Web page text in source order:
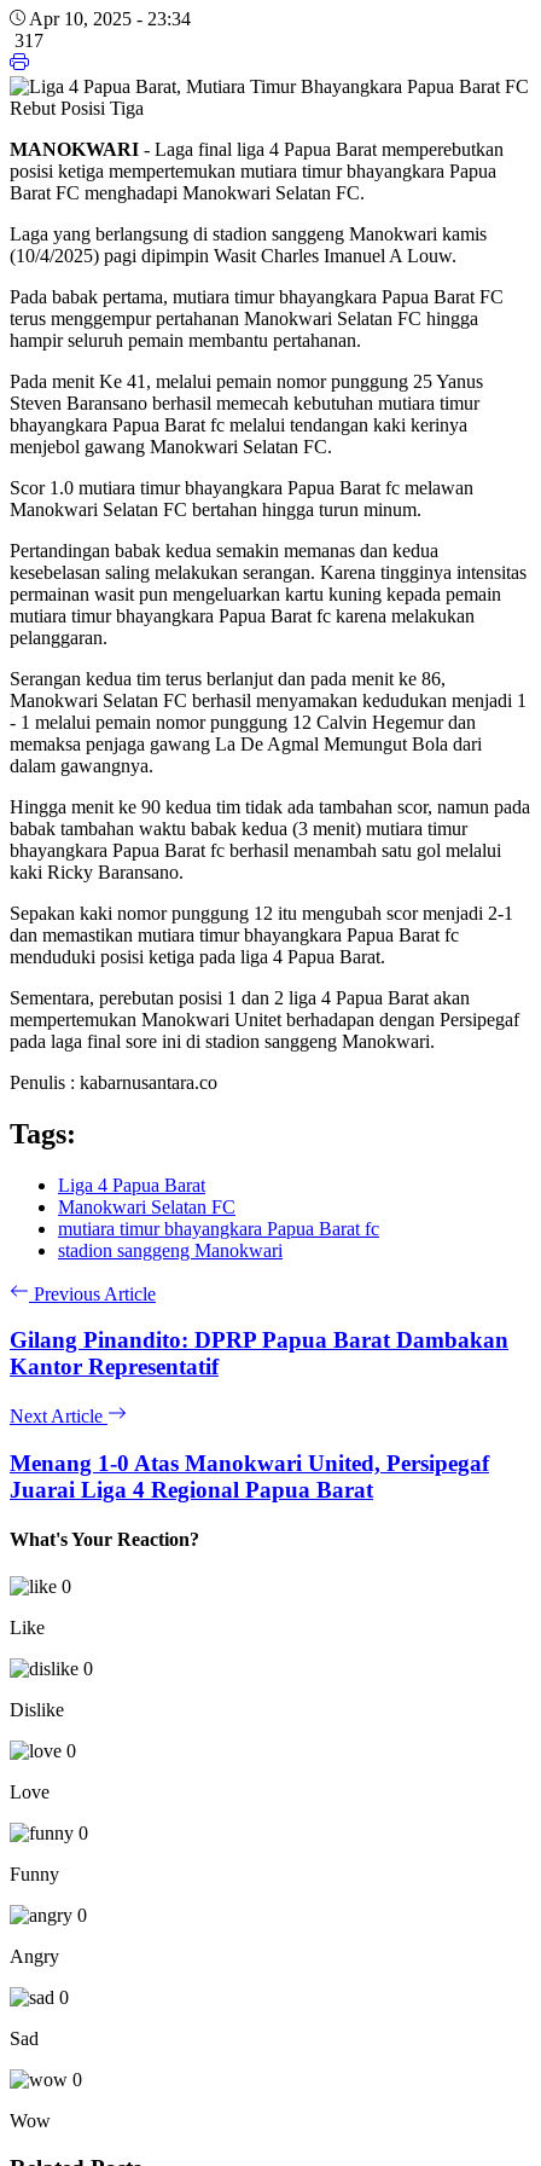
Apr 10, 2025 - 23:34
317
MANOKWARI - Laga final liga 4 Papua Barat memperebutkan
posisi ketiga mempertemukan mutiara timur bhayangkara Papua
Barat FC menghadapi Manokwari Selatan FC.
Laga yang berlangsung di stadion sanggeng Manokwari kamis
(10/4/2025) pagi dipimpin Wasit Charles Imanuel A Louw.
Pada babak pertama, mutiara timur bhayangkara Papua Barat FC
terus menggempur pertahanan Manokwari Selatan FC hingga
hampir seluruh pemain membantu pertahanan.
Pada menit Ke 41, melalui pemain nomor punggung 25 Yanus
Steven Baransano berhasil memecah kebutuhan mutiara timur
bhayangkara Papua Barat fc melalui tendangan kaki kerinya
menjebol gawang Manokwari Selatan FC.
Scor 1.0 mutiara timur bhayangkara Papua Barat fc melawan
Manokwari Selatan FC bertahan hingga turun minum.
Pertandingan babak kedua semakin memanas dan kedua
kesebelasan saling melakukan serangan. Karena tingginya intensitas
permainan wasit pun mengeluarkan kartu kuning kepada pemain
mutiara timur bhayangkara Papua Barat fc karena melakukan
pelanggaran.
Serangan kedua tim terus berlanjut dan pada menit ke 86,
Manokwari Selatan FC berhasil menyamakan kedudukan menjadi 1
- 1 melalui pemain nomor punggung 12 Calvin Hegemur dan
memaksa penjaga gawang La De Agmal Memungut Bola dari
dalam gawangnya.
Hingga menit ke 90 kedua tim tidak ada tambahan scor, namun pada
babak tambahan waktu babak kedua (3 menit) mutiara timur
bhayangkara Papua Barat fc berhasil menambah satu gol melalui
kaki Ricky Baransano.
Sepakan kaki nomor punggung 12 itu mengubah scor menjadi 2-1
dan memastikan mutiara timur bhayangkara Papua Barat fc
menduduki posisi ketiga pada liga 4 Papua Barat.
Sementara, perebutan posisi 1 dan 2 liga 4 Papua Barat akan
mempertemukan Manokwari Unitet berhadapan dengan Persipegaf
pada laga final sore ini di stadion sanggeng Manokwari.
Penulis : kabarnusantara.co
Tags:
Liga 4 Papua Barat
Manokwari Selatan FC
mutiara timur bhayangkara Papua Barat fc
stadion sanggeng Manokwari
Previous Article
Gilang Pinandito: DPRP Papua Barat Dambakan
Kantor Representatif
Next Article
Menang 1-0 Atas Manokwari United, Persipegaf
Juarai Liga 4 Regional Papua Barat
What's Your Reaction?
0
Like
0
Dislike
0
Love
0
Funny
0
Angry
0
Sad
0
Wow